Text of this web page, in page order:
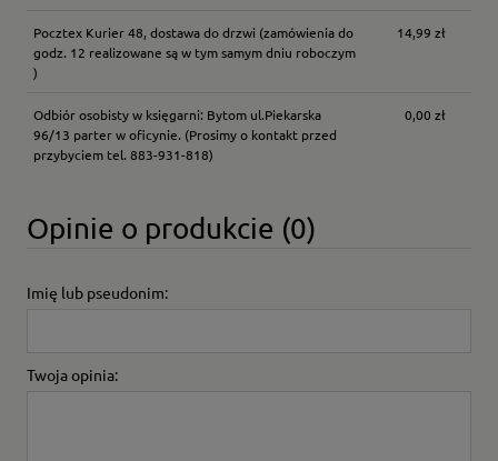
Pocztex Kurier 48, dostawa do drzwi (zamówienia do
godz. 12 realizowane są w tym samym dniu roboczym
)
14,99 zł
Odbiór osobisty w księgarni: Bytom ul.Piekarska
96/13 parter w oficynie. (Prosimy o kontakt przed
przybyciem tel. 883-931-818)
0,00 zł
Opinie o produkcie (0)
Imię lub pseudonim:
Twoja opinia: